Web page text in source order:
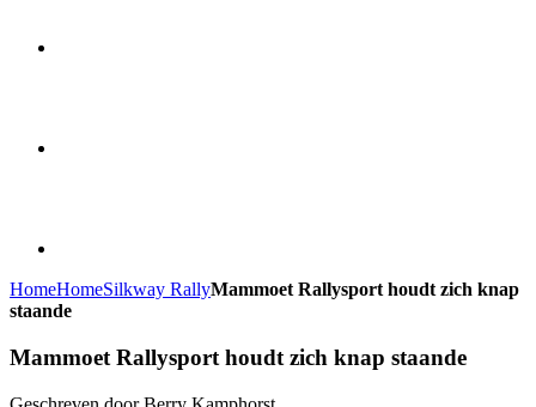
HomeHomeSilkway RallyMammoet Rallysport houdt zich knap
staande
Mammoet Rallysport houdt zich knap staande